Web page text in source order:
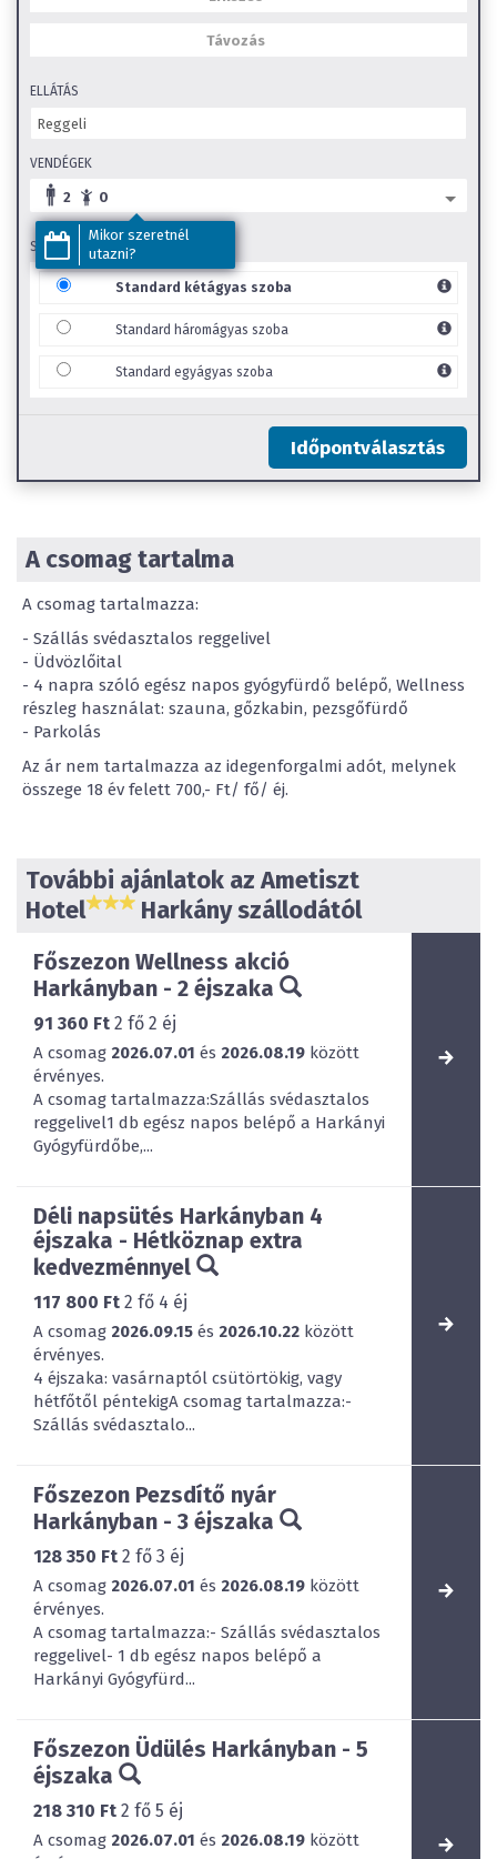
Mikor szeretnél
utazni?
ELLÁTÁS
VENDÉGEK
2 0
SZOBA TÍPUS
Standard kétágyas szoba
Standard háromágyas szoba
Standard egyágyas szoba
Időpontválasztás
A csomag tartalma
A csomag tartalmazza:
- Szállás svédasztalos reggelivel
- Üdvözlőital
- 4 napra szóló egész napos gyógyfürdő belépő, Wellness
részleg használat: szauna, gőzkabin, pezsgőfürdő
- Parkolás
Az ár nem tartalmazza az idegenforgalmi adót, melynek
összege 18 év felett 700,- Ft/ fő/ éj.
További ajánlatok az Ametiszt
Hotel
Harkány szállodától
Főszezon Wellness akció
Harkányban - 2 éjszaka
91 360 Ft 2 fő 2 éj
A csomag 2026.07.01 és 2026.08.19 között
érvényes.
A csomag tartalmazza:Szállás svédasztalos
reggelivel1 db egész napos belépő a Harkányi
Gyógyfürdőbe,...
Déli napsütés Harkányban 4
éjszaka - Hétköznap extra
kedvezménnyel
117 800 Ft 2 fő 4 éj
A csomag 2026.09.15 és 2026.10.22 között
érvényes.
4 éjszaka: vasárnaptól csütörtökig, vagy
hétfőtől péntekigA csomag tartalmazza:-
Szállás svédasztalo...
Főszezon Pezsdítő nyár
Harkányban - 3 éjszaka
128 350 Ft 2 fő 3 éj
A csomag 2026.07.01 és 2026.08.19 között
érvényes.
A csomag tartalmazza:- Szállás svédasztalos
reggelivel- 1 db egész napos belépő a
Harkányi Gyógyfürd...
Főszezon Üdülés Harkányban - 5
éjszaka
218 310 Ft 2 fő 5 éj
A csomag 2026.07.01 és 2026.08.19 között